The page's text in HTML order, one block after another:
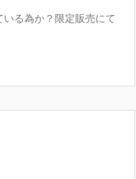
る為か？限定販売にて